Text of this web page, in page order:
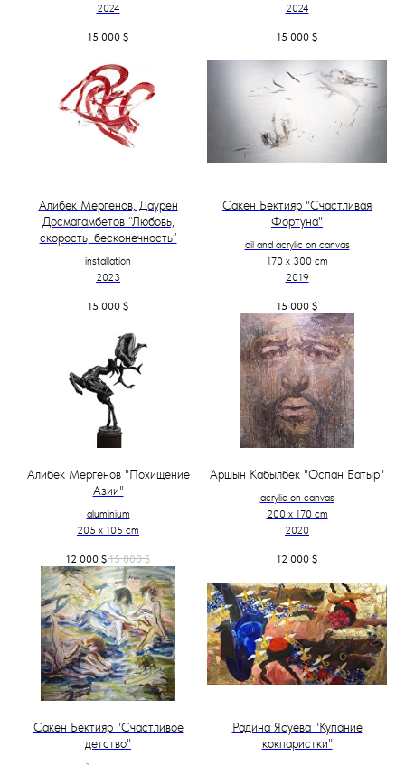
2024
15 000 $
2024
15 000 $
Алибек Мергенов, Даурен
Досмагамбетов “Любовь,
скорость, бесконечность”
installation
2023
15 000 $
Сакен Бектияр "Счастливая
Фортуна"
oil and acrylic on canvas
170 x 300 cm
2019
15 000 $
Алибек Мергенов "Похищение
Азии"
aluminium
205 x 105 cm
12 000 $ 15 000 $
Аршын Кабылбек "Оспан Батыр"
acrylic on canvas
200 x 170 cm
2020
12 000 $
Сакен Бектияр "Счастливое
детство"
Радина Ясуева "Купание
кокпаристки"